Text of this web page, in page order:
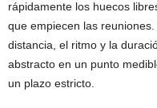
rápidamente los huecos
que empiecen las
distancia, el ritmo y la
abstracto en un punto
un plazo estricto.